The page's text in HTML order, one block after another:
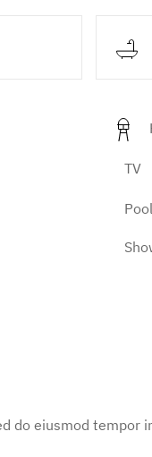
TV
Pool
do eiusmod tempor